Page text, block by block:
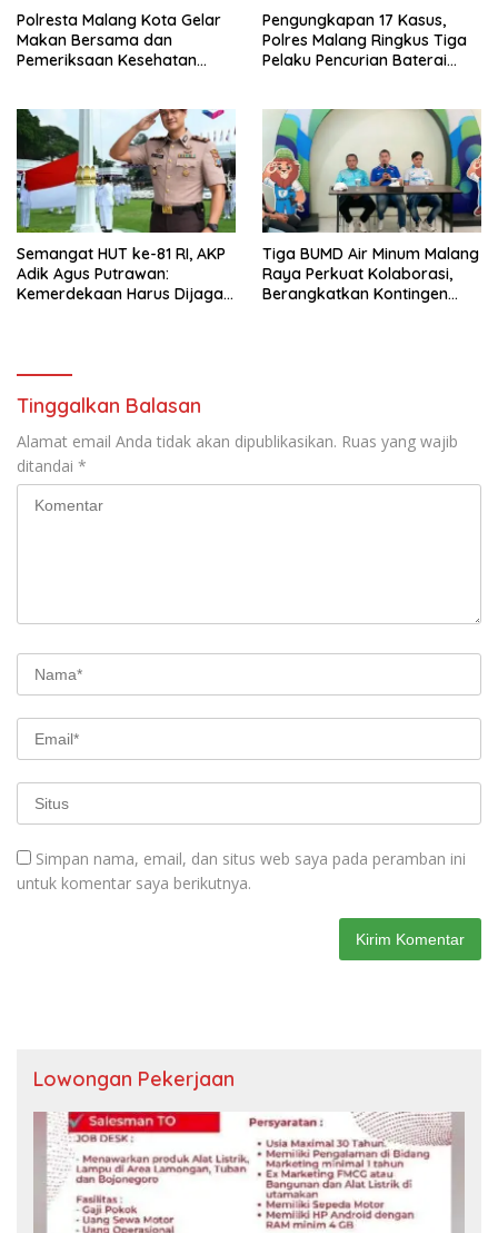
Polresta Malang Kota Gelar
Makan Bersama dan
Pemeriksaan Kesehatan
Pengungkapan 17 Kasus,
Polres Malang Ringkus Tiga
Pelaku Pencurian Baterai
Semangat HUT ke-81 RI, AKP
Adik Agus Putrawan:
Kemerdekaan Harus Dijaga
Tiga BUMD Air Minum Malang
Raya Perkuat Kolaborasi,
Berangkatkan Kontingen
Tinggalkan Balasan
Alamat email Anda tidak akan dipublikasikan. Ruas yang wajib
ditandai *
Simpan nama, email, dan situs web saya pada peramban ini
untuk komentar saya berikutnya.
Lowongan Pekerjaan